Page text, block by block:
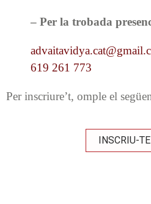
– Per la trobada
advaitavidya.cat@
619 261 773
Per inscriure’t, omple el
INSCRIU-